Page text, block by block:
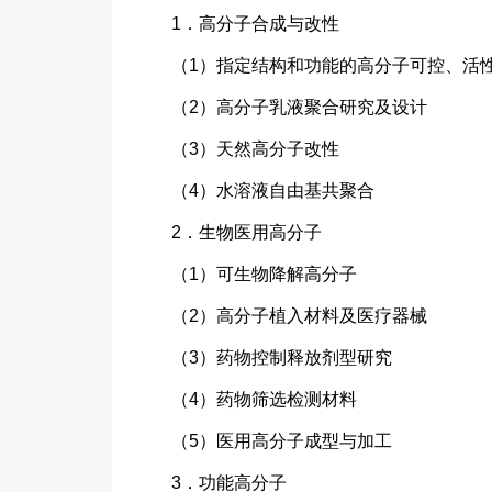
1．高分子合成与改性
（1）指定结构和功能的高分子可控、活
（2）高分子乳液聚合研究及设计
（3）天然高分子改性
（4）水溶液自由基共聚合
2．生物医用高分子
（1）可生物降解高分子
（2）高分子植入材料及医疗器械
（3）药物控制释放剂型研究
（4）药物筛选检测材料
（5）医用高分子成型与加工
3．功能高分子